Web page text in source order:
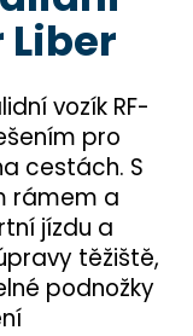
vozík RF-
pro
cestách. S
rámem a
jízdu a
těžiště,
podnožky